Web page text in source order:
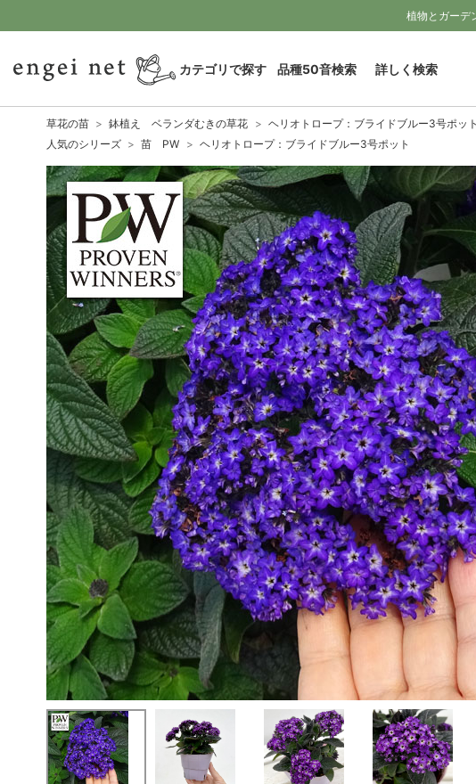
植物とガーデ
カテゴリで探す 品種50音検索 詳しく検索
草花の苗 鉢植え ベランダむきの草花
ヘリオトロープ：ブライドブルー3号ポット
人気のシリーズ
苗 PW ヘリオトロープ：ブライドブルー3号ポット